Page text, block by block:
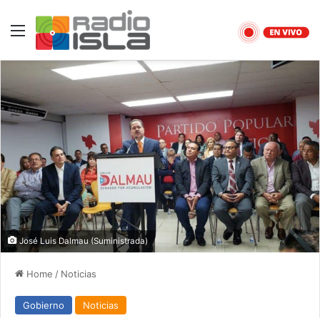
Menu
José Luis Dalmau (Suministrada)
Home / Noticias
Gobierno Noticias